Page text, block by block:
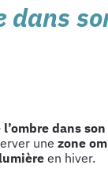
dans
l’ombre dans
une zone
en hiver.